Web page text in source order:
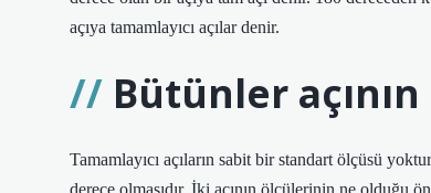
açıya tamamlayıcı açılar denir.
Bütünler
Tamamlayıcı açıların sabit bir standart ölçüsü
derece olmasıdır. İki açının ölçülerinin ne olduğu